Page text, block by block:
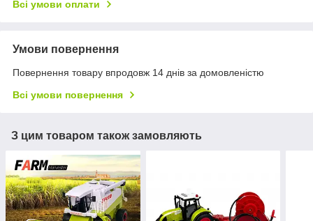
Всі умови оплати
Умови повернення
Повернення товару впродовж 14 днів за домовленістю
Всі умови повернення
З цим товаром також замовляють